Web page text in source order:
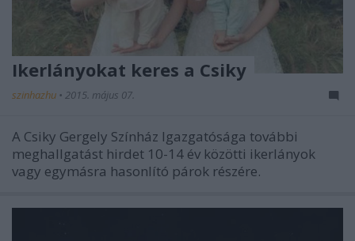
Ikerlányokat keres a Csiky
szinhazhu • 2015. május 07.
A Csiky Gergely Színház Igazgatósága további
meghallgatást hirdet 10-14 év közötti ikerlányok
vagy egymásra hasonlító párok részére.